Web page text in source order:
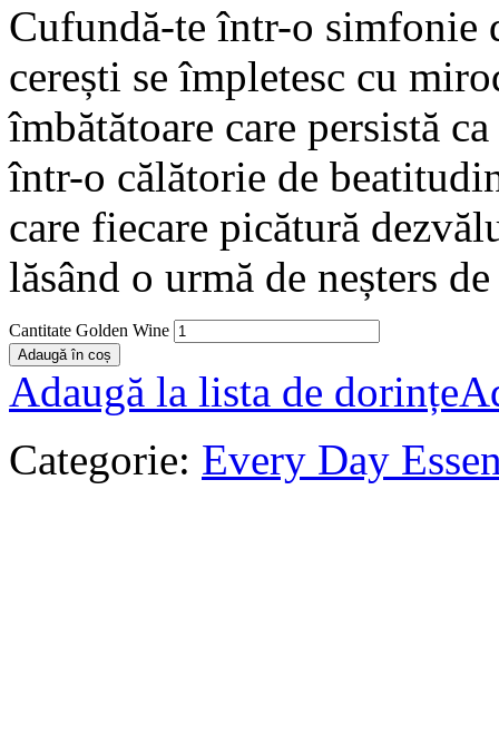
Cufundă-te într-o simfonie
cerești se împletesc cu
îmbătătoare care persistă
într-o călătorie de
care fiecare picătură
lăsând o urmă de neșters
Cantitate Golden Wine
Adaugă în coș
Adaugă la lista de dorințe
Categorie: Every Day